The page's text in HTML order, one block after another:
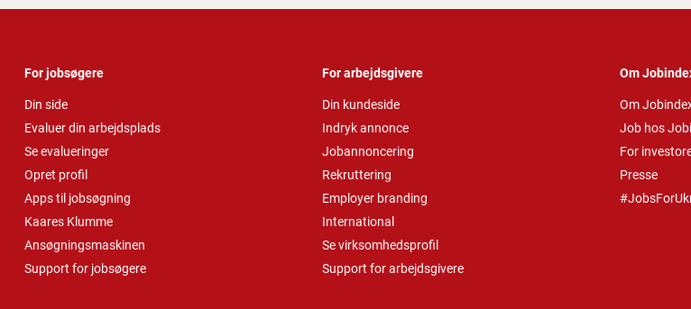
For jobsøgere
Din side
Evaluer din arbejdsplads
Se evalueringer
Opret profil
Apps til jobsøgning
Kaares Klumme
Ansøgningsmaskinen
Support for jobsøgere
For arbejdsgivere
Din kundeside
Indryk annonce
Jobannoncering
Rekruttering
Employer branding
International
Se virksomhedsprofil
Support for arbejdsgivere
Om
Om
Job hos
For
Presse